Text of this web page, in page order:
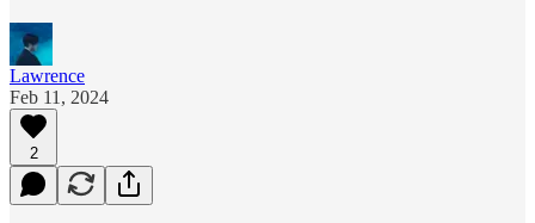
Lawrence
Feb 11, 2024
2